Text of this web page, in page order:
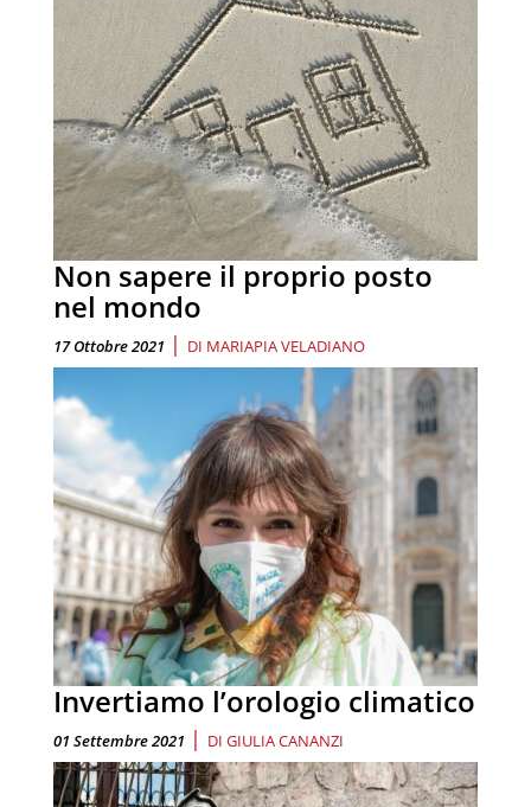
Non sapere il proprio posto
nel mondo
17 Ottobre 2021 | DI MARIAPIA VELADIANO
Invertiamo l’orologio climatico
01 Settembre 2021 | DI GIULIA CANANZI